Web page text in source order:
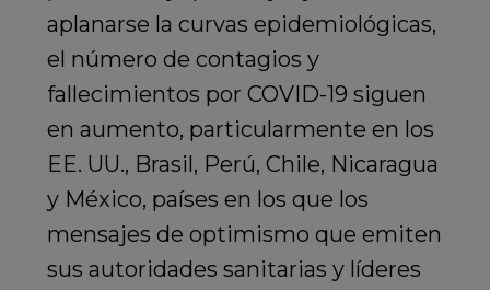
aplanarse la curvas epidemiológicas,
el número de contagios y
fallecimientos por COVID-19 siguen
en aumento, particularmente en los
EE. UU., Brasil, Perú, Chile, Nicaragua
y México, países en los que los
mensajes de optimismo que emiten
sus autoridades sanitarias y líderes